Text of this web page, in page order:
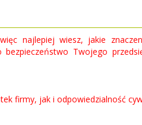
więc najlepiej wiesz, jakie
Twojego
firmy, jak i odpowiedzialność